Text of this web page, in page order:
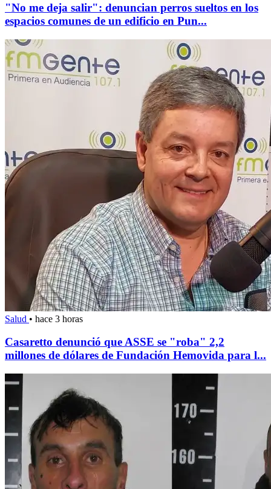
"No me deja salir": denuncian perros sueltos en los
espacios comunes de un edificio en Pun...
Salud • hace 3 horas
Casaretto denunció que ASSE se "roba" 2,2
millones de dólares de Fundación Hemovida para l...